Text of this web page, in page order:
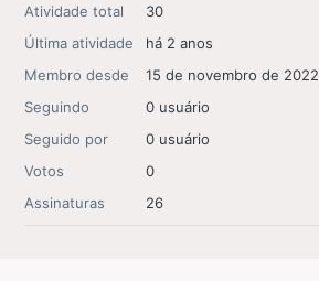
Atividade total
30
Última atividade
há 2 anos
Membro desde
15 de novembro de 2022
Seguindo
0 usuário
Seguido por
0 usuário
Votos
0
Assinaturas
26